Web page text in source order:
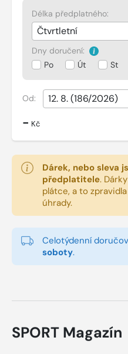
Délka předplatného:
Dny doručení:
Po
Út St
Od:
- Kč
Dárek, nebo sleva
předplatitele.
plátce, a to
úhrady.
Celotýdenní
soboty.
SPORT Magazín